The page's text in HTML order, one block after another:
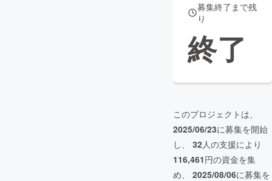
募集終了まで残
り
終了
このプロジェクトは、
2025/06/23に募集を開始
し、 32人の支援により
116,461円の資金を集
め、 2025/08/06に募集を